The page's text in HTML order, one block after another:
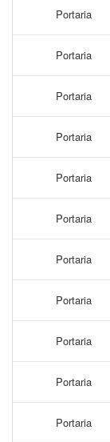
Portaria
Portaria
Portaria
Portaria
Portaria
Portaria
Portaria
Portaria
Portaria
Portaria
Portaria